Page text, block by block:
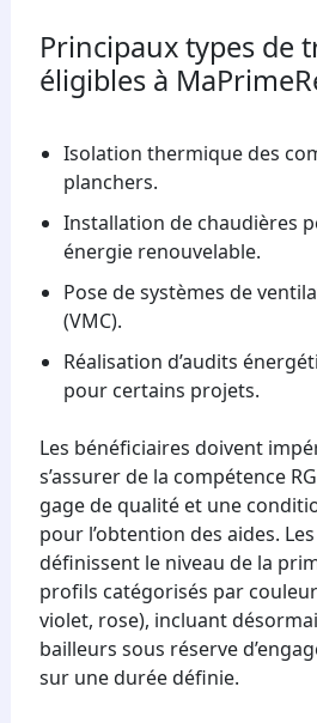
Principaux types de
éligibles à
Isolation thermique des
planchers.
Installation de chaudières
énergie renouvelable.
Pose de systèmes de
(VMC).
Réalisation d’audits
pour certains projets.
Les bénéficiaires doivent
s’assurer de la compétence
gage de qualité et une
pour l’obtention des aides.
définissent le niveau de la
profils catégorisés par
violet, rose), incluant
bailleurs sous réserve
sur une durée définie.